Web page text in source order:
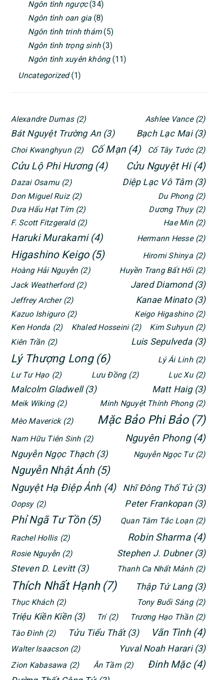
Ngôn tình ngược(34)
Ngôn tình oan gia (8)
Ngôn tình trinh thám(5)
Ngôn tình trọng sinh(3)
Ngôn tình xuyên không(11)
Uncategorized(1)
Alexandre Dumas (2) Ashlee Vance (2)
Bát Nguyệt Trường An (3) Bạch Lạc Mai (3)
Choi Kwanghyun (2) Cố Mạn (4) Cố Tây Tước (2)
Cửu Lộ Phi Hương (4) Cửu Nguyệt Hi (4)
Dazai Osamu (2) Diệp Lạc Vô Tâm (3)
Don Miguel Ruiz (2) Du Phong (2)
Dưa Hấu Hạt Tím (2) Dương Thụy (2)
F. Scott Fitzgerald (2) Hae Min (2)
Haruki Murakami (4) Hermann Hesse (2)
Higashino Keigo (5) Hiromi Shinya (2)
Hoàng Hải Nguyễn (2) Huyền Trang Bất Hối (2)
Jack Weatherford (2) Jared Diamond (3)
Jeffrey Archer (2) Kanae Minato (3)
Kazuo Ishiguro (2) Keigo Higashino (2)
Ken Honda (2) Khaled Hosseini (2) Kim Suhyun (2)
Kiên Trần (2) Luis Sepulveda (3)
Lý Thượng Long (6) Lý Ái Linh (2)
Lư Tư Hạo (2) Lưu Đồng (2) Lục Xu (2)
Malcolm Gladwell (3) Matt Haig (3)
Meik Wiking (2) Minh Nguyệt Thính Phong (2)
Mèo Maverick (2) Mặc Bảo Phi Bảo (7)
Nam Hữu Tiên Sinh (2) Nguyên Phong (4)
Nguyễn Ngọc Thạch (3) Nguyễn Ngọc Tư (2)
Nguyễn Nhật Ánh (5)
Nguyệt Hạ Điệp Ảnh (4) Nhĩ Đông Thố Tử (3)
Oopsy (2) Peter Frankopan (3)
Phỉ Ngã Tư Tồn (5) Quan Tâm Tắc Loạn (2)
Rachel Hollis (2) Robin Sharma (4)
Rosie Nguyễn (2) Stephen J. Dubner (3)
Steven D. Levitt (3) Thanh Ca Nhất Mảnh (2)
Thích Nhất Hạnh (7) Thập Tứ Lang (3)
Thục Khách (2) Tony Buổi Sáng (2)
Triệu Kiền Kiền (3) Trí (2) Trương Hạo Thần (2)
Tào Đình (2) Tửu Tiểu Thất (3) Vãn Tình (4)
Walter Isaacson (2) Yuval Noah Harari (3)
Zion Kabasawa (2) Ân Tầm (2) Đinh Mặc (4)